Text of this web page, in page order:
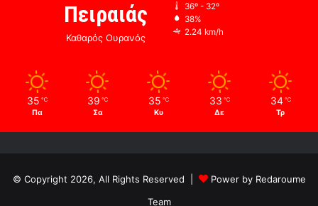
Πειραιάς
Καθαρός Ουρανός
36º - 32º
38%
2.24 km/h
35 ℃
Πα
39 ℃
Σα
35 ℃
Κυ
33 ℃
Δε
34 ℃
Τρ
© Copyright 2026, All Rights Reserved |
Power by Redaroume
Team